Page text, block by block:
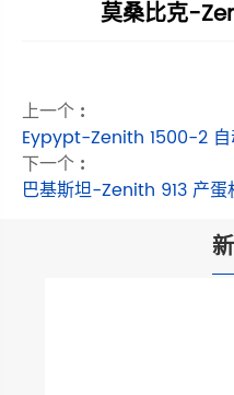
莫桑比克-
上一个 :
Eypypt-Zenith 1500-2 自
下一个 :
巴基斯坦-Zenith 913 产蛋